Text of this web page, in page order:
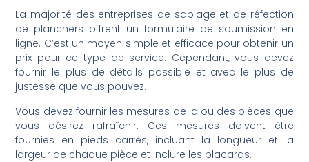
La majorité des entreprises de sablage et de réfection
de planchers offrent un formulaire de soumission en
ligne. C’est un moyen simple et efficace pour obtenir un
prix pour ce type de service. Cependant, vous devez
fournir le plus de détails possible et avec le plus de
justesse que vous pouvez.
Vous devez fournir les mesures de la ou des pièces que
vous désirez rafraîchir. Ces mesures doivent être
fournies en pieds carrés, incluant la longueur et la
largeur de chaque pièce et inclure les placards.